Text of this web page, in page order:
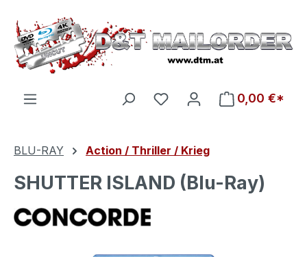
Zum Hauptinhalt springen
Du hast 0 Produkte auf
0,00 €*
BLU-RAY Action / Thriller / Krieg
SHUTTER ISLAND (Blu-Ray)